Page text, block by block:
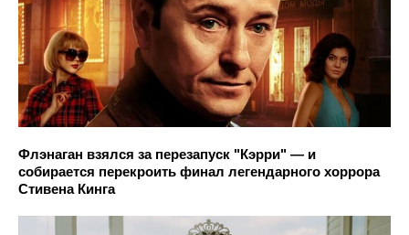
Флэнаган взялся за перезапуск "Кэрри" — и
собирается перекроить финал легендарного хоррора
Стивена Кинга